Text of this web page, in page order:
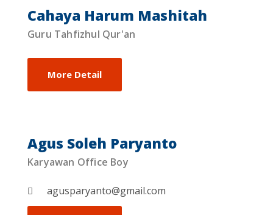
Cahaya Harum Mashitah
Guru Tahfizhul Qur'an
More Detail
Agus Soleh Paryanto
Karyawan Office Boy
agusparyanto@gmail.com